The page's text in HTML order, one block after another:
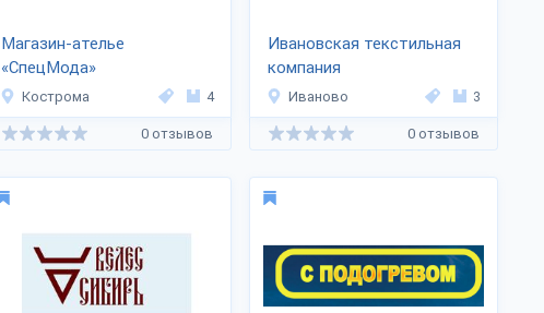
Магазин-ателье
«СпецМода»
Кострома 4
0 отзывов
Ивановская текстильная
компания
Иваново 3
0 отзывов